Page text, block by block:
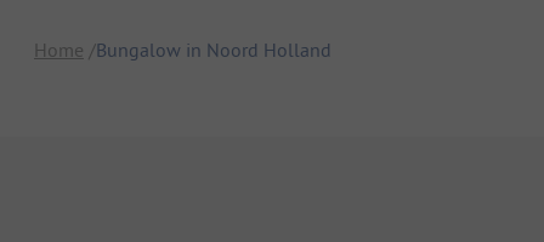
Home Bungalow in Noord Holland